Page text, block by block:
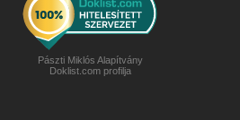
Pászti Miklós Alapítvány
Doklist.com profilja